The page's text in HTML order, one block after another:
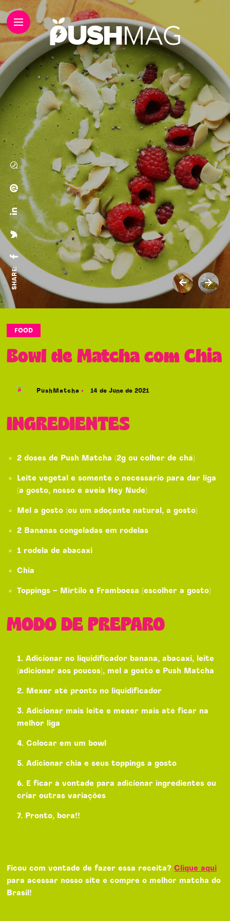
SHARE:
FOOD
Bowl de Matcha com Chia
PushMatcha 14 de June de 2021
INGREDIENTES
2 doses de Push Matcha (2g ou colher de chá)
Leite vegetal e somente o necessário para dar liga
(a gosto, nosso é aveia Hey Nude)
Mel a gosto (ou um adoçante natural, a gosto)
2 Bananas congeladas em rodelas
1 rodela de abacaxi
Chia
Toppings – Mirtilo e Framboesa (escolher a gosto)
MODO DE PREPARO
Adicionar no liquidificador banana, abacaxi, leite
(adicionar aos poucos), mel a gosto e Push Matcha
Mexer até pronto no liquidificador
Adicionar mais leite e mexer mais até ficar na
melhor liga
Colocar em um bowl
Adicionar chia e seus toppings a gosto
E ficar à vontade para adicionar ingredientes ou
criar outras variações
Pronto, bora!!
Ficou com vontade de fazer essa receita?Clique aqui
para acessar nosso site e compre o melhor matcha do
Brasil!